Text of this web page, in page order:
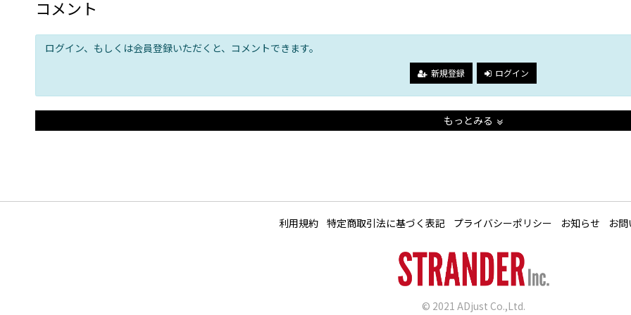
コメント
ログイン、もしくは会員登録いただくと、コメントできます。
新規登録 ログイン
もっとみる
利用規約 特定商取引法に基づく表記 プライバシーポリシー お知らせ お
© 2021 ADjust Co.,Ltd.